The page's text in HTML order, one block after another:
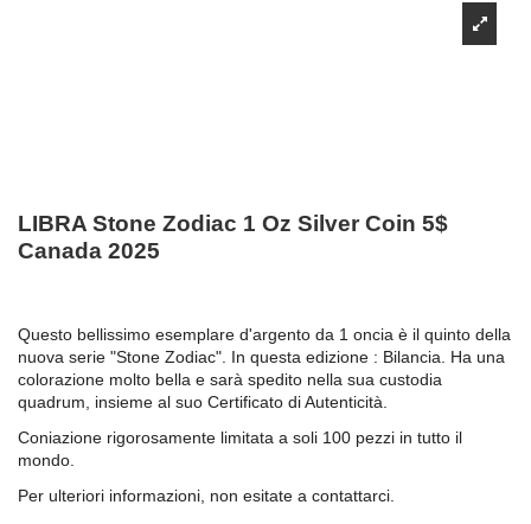
LIBRA Stone Zodiac 1 Oz Silver Coin 5$
Canada 2025
Questo bellissimo esemplare d'argento da 1 oncia è il quinto della
nuova serie "Stone Zodiac". In questa edizione : Bilancia. Ha una
colorazione molto bella e sarà spedito nella sua custodia
quadrum, insieme al suo Certificato di Autenticità.
Coniazione rigorosamente limitata a soli 100 pezzi in tutto il
mondo.
Per ulteriori informazioni, non esitate a contattarci.